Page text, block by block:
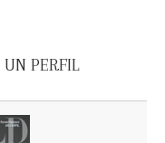
PERFIL